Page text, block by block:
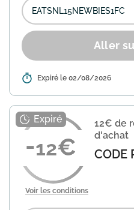
Aller
Détails : Uber Eats
commande,
site. Ce code
commandes
savoir plus
Expiré le 02/08/2026
12
12€ de
d'achat
CODE
Voir les conditions